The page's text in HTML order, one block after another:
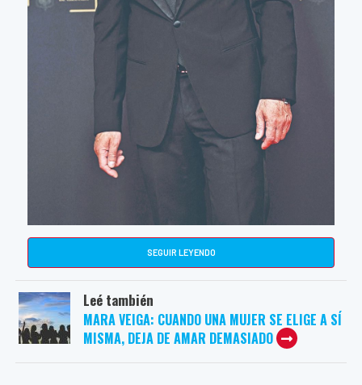
SEGUIR LEYENDO
Leé también
MARA VEIGA: CUANDO UNA MUJER SE ELIGE A SÍ
MISMA, DEJA DE AMAR DEMASIADO